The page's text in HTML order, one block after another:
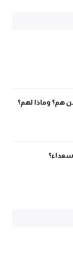
هم؟ وماذا لهم؟